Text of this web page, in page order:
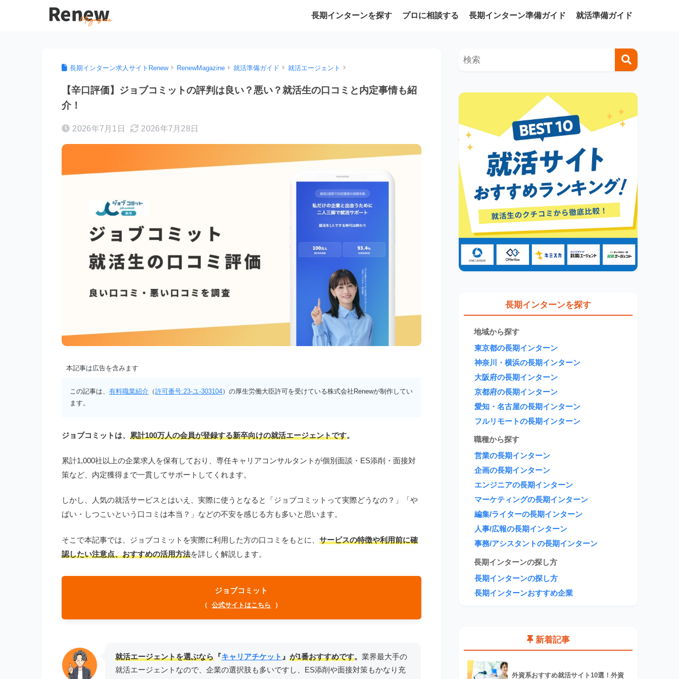
長期インターンを探す プロに相談する 長期インターン準備ガイド 就活準備ガイド
長期インターン求人サイトRenew RenewMagazine 就活準備ガイド 就活エージェント
【辛口評価】ジョブコミットの評判は良い？悪い？就活生の口コミと内定事情も紹
介！
2026年7月1日 2026年7月28日
本記事は広告を含みます
この記事は、有料職業紹介 （許可番号:23-ユ-303104）の厚生労働大臣許可を受けている株式会社Renewが制作してい
ます。
ジョブコミットは、 累計100万人の会員が登録する新卒向けの就活エージェントです。
累計1,000社以上の企業求人を保有しており、専任キャリアコンサルタントが個別面談・ES添削・面接対
策など、内定獲得まで一貫してサポートしてくれます。
しかし、人気の就活サービスとはいえ、実際に使うとなると「ジョブコミットって実際どうなの？」「や
ばい・しつこいという口コミは本当？」などの不安を感じる方も多いと思います。
そこで本記事では、ジョブコミットを実際に利用した方の口コミをもとに、 サービスの特徴や利用前に確
認したい注意点、おすすめの活用方法を詳しく解説します。
ジョブコミット
（公式サイトはこちら ）
就活エージェントを選ぶなら 『キャリアチケット 』 が1番おすすめです。 業界最大手の
就活エージェントなので、企業の選択肢も多いですし、ES添削や面接対策もかなり充
長期インターンを探す
地域から探す
東京都の長期インターン
神奈川・横浜の長期インターン
大阪府の長期インターン
京都府の長期インターン
愛知・名古屋の長期インターン
フルリモートの長期インターン
職種から探す
営業の長期インターン
企画の長期インターン
エンジニアの長期インターン
マーケティングの長期インターン
編集/ライターの長期インターン
人事/広報の長期インターン
事務/アシスタントの長期インターン
長期インターンの探し方
長期インターンの探し方
長期インターンおすすめ企業
新着記事
外資系おすすめ就活サイト10選！外資